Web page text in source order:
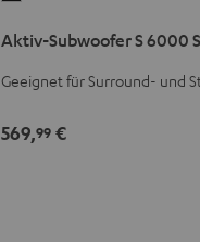
S
6000
Schwarz
Aktiv-Subwoofer S 6000
Geeignet für Surround- und
569,99 €